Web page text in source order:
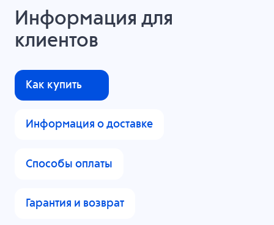
Информация для
клиентов
Как купить
Информация о доставке
Способы оплаты
Гарантия и возврат